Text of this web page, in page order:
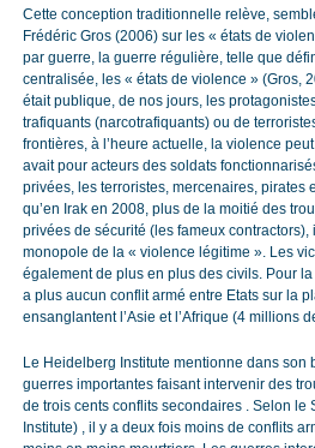
Cette conception traditionnelle relève,
Frédéric Gros (2006) sur les « états de
par guerre, la guerre régulière, telle que
centralisée, les « états de violence » (Gros,
était publique, de nos jours, les
trafiquants (narcotrafiquants) ou de
frontières, à l’heure actuelle, la violence
avait pour acteurs des soldats
privées, les terroristes, mercenaires, pirates
qu’en Irak en 2008, plus de la moitié des
privées de sécurité (les fameux
monopole de la « violence légitime ». Les
également de plus en plus des civils. Pour
a plus aucun conflit armé entre Etats sur la
ensanglantent l’Asie et l’Afrique (4 millions
Le Heidelberg Institute mentionne dans
guerres importantes faisant intervenir des
de trois cents conflits secondaires . Selon
Institute) , il y a deux fois moins de conflits